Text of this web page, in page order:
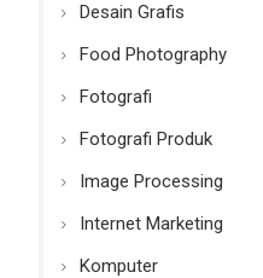
Desain Grafis
Food Photography
Fotografi
Fotografi Produk
Image Processing
Internet Marketing
Komputer